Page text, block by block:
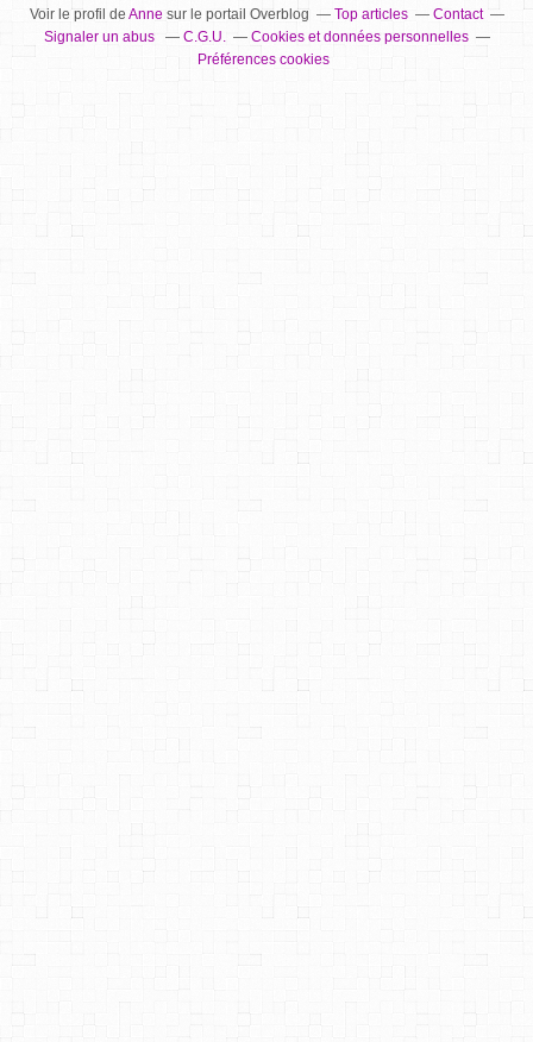
Voir le profil de Annesur le portail Overblog Top articles
Contact
Signaler un abus
C.G.U.
Cookies et données personnelles
Préférences cookies